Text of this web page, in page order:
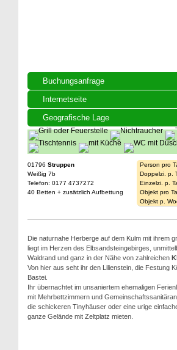
Buchungsanfrage
Internetseite
Geografische Lage
01796 Struppen
Weißig 7b
Telefon: 0177 4737272
40 Betten + zusätzlich Aufbettung
Person pro
Doppelzi. p.
Einzelzi. p.
Objekt pro
Objekt p.
Die naturnahe Herberge auf dem Kulm mit ihrem
liegt im Herzen des Elbsandsteingebirges,
Waldrand und ganz in der Nähe von zahlreichen
Von hier aus seht ihr den Lilienstein, die Festung
Bastei.
Ihr übernachtet im unsaniertem ehemaligen
mit Mehrbettzimmern und
die schickeren Tinyhäuser oder eine urige
ganze Gelände mit Zeltplatz mieten.